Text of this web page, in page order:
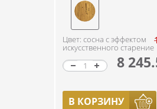
Цвет: сосна с эффектом
искусственного старение
8
В КОРЗИНУ